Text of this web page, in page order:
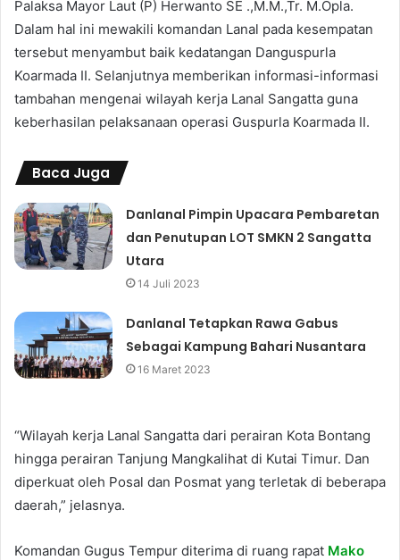
Palaksa Mayor Laut (P) Herwanto SE .,M.M.,Tr. M.Opla.
Dalam hal ini mewakili komandan Lanal pada kesempatan
tersebut menyambut baik kedatangan Danguspurla
Koarmada II. Selanjutnya memberikan informasi-informasi
tambahan mengenai wilayah kerja Lanal Sangatta guna
keberhasilan pelaksanaan operasi Guspurla Koarmada II.
Baca Juga
Danlanal Pimpin Upacara Pembaretan
dan Penutupan LOT SMKN 2 Sangatta
Utara
14 Juli 2023
Danlanal Tetapkan Rawa Gabus
Sebagai Kampung Bahari Nusantara
16 Maret 2023
“Wilayah kerja Lanal Sangatta dari perairan Kota Bontang
hingga perairan Tanjung Mangkalihat di Kutai Timur. Dan
diperkuat oleh Posal dan Posmat yang terletak di beberapa
daerah,” jelasnya.
Komandan Gugus Tempur diterima di ruang rapat Mako